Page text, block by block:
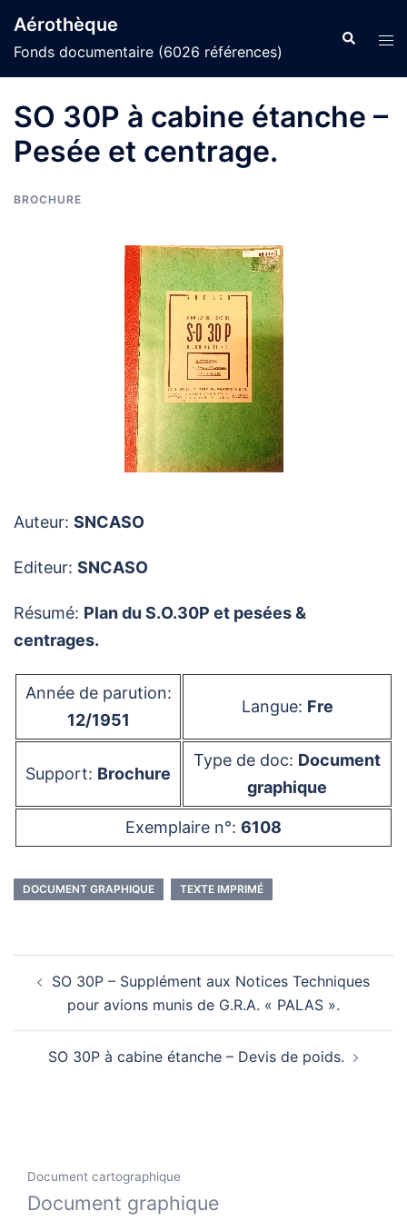
au
contenu
Aérothèque
Fonds documentaire (6026 références)
SO 30P à cabine étanche –
Pesée et centrage.
BROCHURE
Auteur: SNCASO
Editeur: SNCASO
Résumé: Plan du S.O.30P et pesées &
centrages.
Année de parution:
12/1951
Langue: Fre
Support: Brochure
Type de doc: Document
graphique
Exemplaire n°: 6108
DOCUMENT GRAPHIQUE TEXTE IMPRIMÉ
d’article
SO 30P – Supplément aux Notices Techniques
pour avions munis de G.R.A. « PALAS ».
SO 30P à cabine étanche – Devis de poids.
Document cartographique
Document graphique